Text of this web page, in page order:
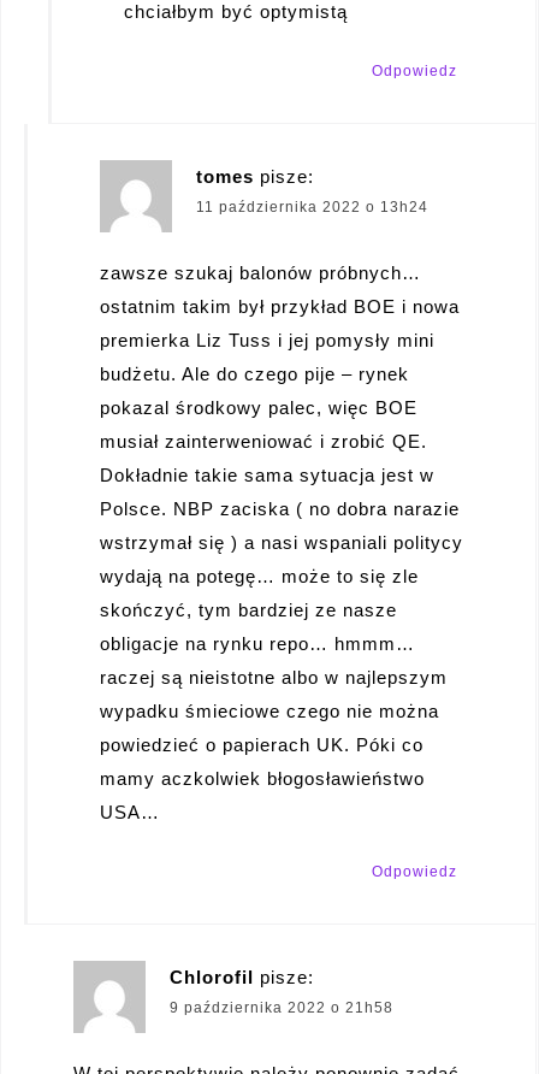
chciałbym być optymistą
Odpowiedz
tomes pisze:
11 października 2022 o 13h24
zawsze szukaj balonów próbnych…
ostatnim takim był przykład BOE i nowa
premierka Liz Tuss i jej pomysły mini
budżetu. Ale do czego pije – rynek
pokazal środkowy palec, więc BOE
musiał zainterweniować i zrobić QE.
Dokładnie takie sama sytuacja jest w
Polsce. NBP zaciska ( no dobra narazie
wstrzymał się ) a nasi wspaniali politycy
wydają na potegę… może to się zle
skończyć, tym bardziej ze nasze
obligacje na rynku repo… hmmm…
raczej są nieistotne albo w najlepszym
wypadku śmieciowe czego nie można
powiedzieć o papierach UK. Póki co
mamy aczkolwiek błogosławieństwo
USA…
Odpowiedz
Chlorofil pisze:
9 października 2022 o 21h58